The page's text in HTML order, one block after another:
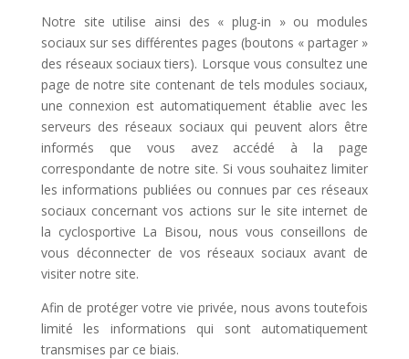
Notre site utilise ainsi des « plug-in » ou modules
sociaux sur ses différentes pages (boutons « partager »
des réseaux sociaux tiers). Lorsque vous consultez une
page de notre site contenant de tels modules sociaux,
une connexion est automatiquement établie avec les
serveurs des réseaux sociaux qui peuvent alors être
informés que vous avez accédé à la page
correspondante de notre site. Si vous souhaitez limiter
les informations publiées ou connues par ces réseaux
sociaux concernant vos actions sur le site internet de
la cyclosportive La Bisou, nous vous conseillons de
vous déconnecter de vos réseaux sociaux avant de
visiter notre site.
Afin de protéger votre vie privée, nous avons toutefois
limité les informations qui sont automatiquement
transmises par ce biais.